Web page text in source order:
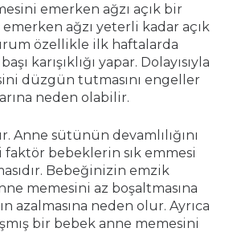
emerken ağzı açık bir
ağzı yeterli kadar açık
özellikle ilk haftalarda
karışıklığı yapar. Dolayısıyla
düzgün tutmasını engeller
neden olabilir.
Anne sütünün devamlılığını
faktör bebeklerin sık emmesi
Bebeğinizin emzik
memesini az boşaltmasına
azalmasına neden olur. Ayrıca
bir bebek anne memesini